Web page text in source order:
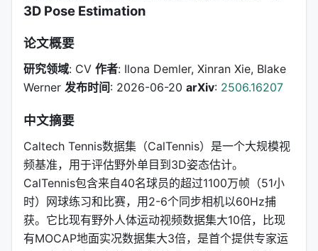
3D Pose Estimation
论文概要
研究领域: CV 作者: Ilona Demler, Xinran Xie, Blake
Werner 发布时间: 2026-06-20 arXiv: 2506.16207
中文摘要
Caltech Tennis数据集（CalTennis）是一个大规模视
频基准，用于评估野外单目到3D姿态估计。
CalTennis包含来自40名球员的超过1100万帧（51小
时）网球练习和比赛，用2-6个同步相机以60Hz捕
获。它比现有野外人体运动视频数据集大10倍，比现
有MOCAP地面实况数据集大3倍，是首个提供专家运